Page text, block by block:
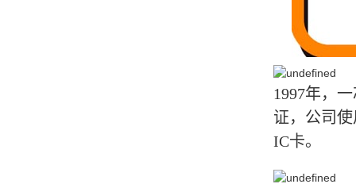
1997年，
证，公司
IC卡。